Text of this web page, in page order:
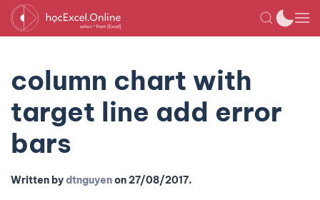
column chart with
target line add error
bars
Written bydtnguyenon27/08/2017.